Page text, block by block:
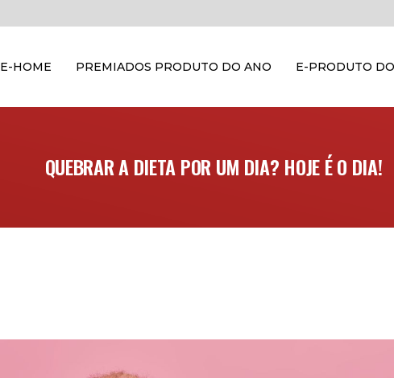
E-HOME PREMIADOS PRODUTO DO ANO E-PRODUTO
QUEBRAR A DIETA POR UM DIA? HOJE É O DIA!